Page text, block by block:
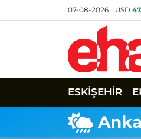
07-08-2026 USD
ESKİŞEHİR